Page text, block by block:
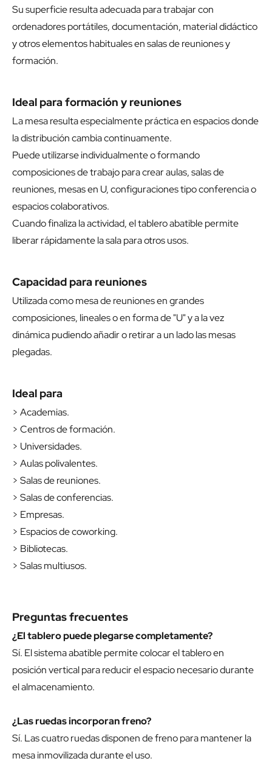
Su superficie resulta adecuada para trabajar con
ordenadores portátiles, documentación, material didáctico
y otros elementos habituales en salas de reuniones y
formación.
Ideal para formación y reuniones
La mesa resulta especialmente práctica en espacios donde
la distribución cambia continuamente.
Puede utilizarse individualmente o formando
composiciones de trabajo para crear aulas, salas de
reuniones, mesas en U, configuraciones tipo conferencia o
espacios colaborativos.
Cuando finaliza la actividad, el tablero abatible permite
liberar rápidamente la sala para otros usos.
Capacidad para reuniones
Utilizada como mesa de reuniones en grandes
composiciones, lineales o en forma de "U" y a la vez
dinámica pudiendo añadir o retirar a un lado las mesas
plegadas.
Ideal para
> Academias.
> Centros de formación.
> Universidades.
> Aulas polivalentes.
> Salas de reuniones.
> Salas de conferencias.
> Empresas.
> Espacios de coworking.
> Bibliotecas.
> Salas multiusos.
Preguntas frecuentes
¿El tablero puede plegarse completamente?
Sí. El sistema abatible permite colocar el tablero en
posición vertical para reducir el espacio necesario durante
el almacenamiento.
¿Las ruedas incorporan freno?
Sí. Las cuatro ruedas disponen de freno para mantener la
mesa inmovilizada durante el uso.